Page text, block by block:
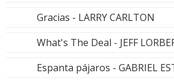
Gracias - LARRY CARLTON
What's The Deal - JEFF
Espanta pájaros - GABRIEL